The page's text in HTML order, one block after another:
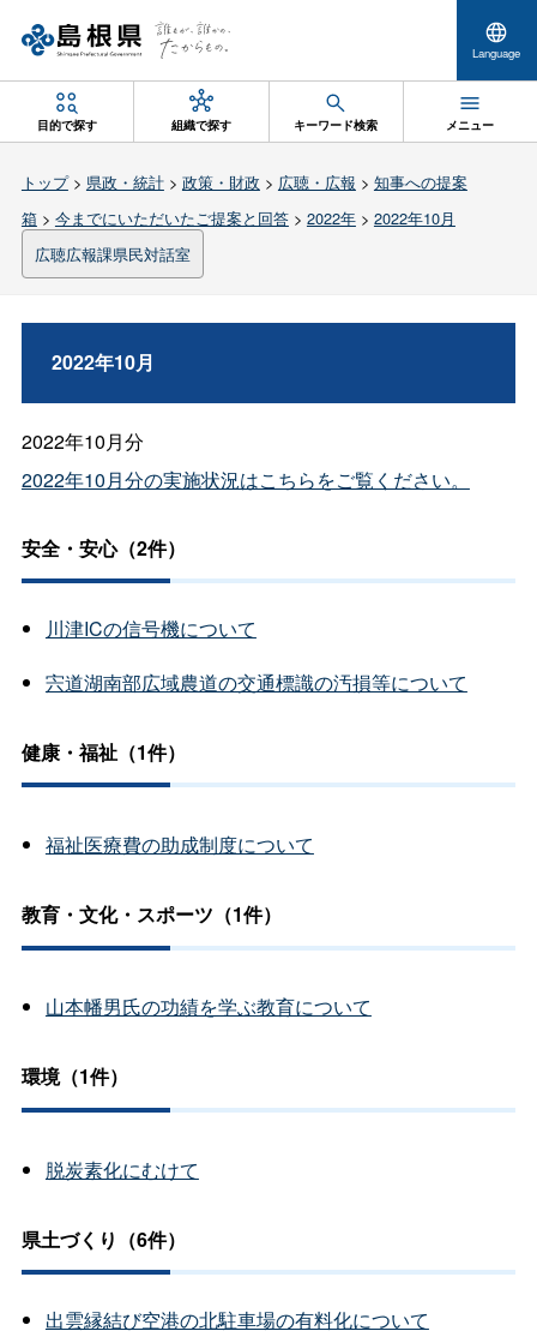
Language
目的で探す 組織で探す キーワード検索 メニュー
トップ> 県政・統計> 政策・財政 > 広聴・広報 > 知事への提案
箱> 今までにいただいたご提案と回答> 2022年> 2022年10月
広聴広報課県民対話室
2022年10月
2022年10月分
2022年10月分の実施状況はこちらをご覧ください。
安全・安心（2件）
川津ICの信号機について
宍道湖南部広域農道の交通標識の汚損等について
健康・福祉（1件）
福祉医療費の助成制度について
教育・文化・スポーツ（1件）
山本幡男氏の功績を学ぶ教育について
環境（1件）
脱炭素化にむけて
県土づくり（6件）
出雲縁結び空港の北駐車場の有料化について